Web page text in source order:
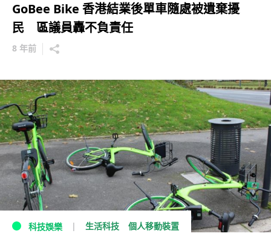
GoBee Bike 香港結業後單車隨處被遺棄擾
民 區議員轟不負責任
8 年前
科技娛樂 生活科技 個人移動裝置